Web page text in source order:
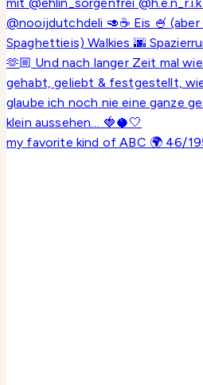
my favorite kind of ABC 🌍 46/